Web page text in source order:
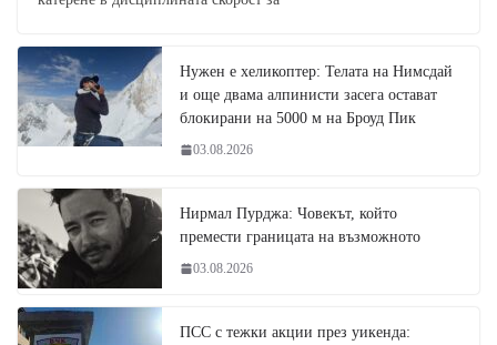
Нужен е хеликоптер: Телата на Нимсдай
и още двама алпинисти засега остават
блокирани на 5000 м на Броуд Пик
03.08.2026
Нирмал Пурджа: Човекът, който
премести границата на възможното
03.08.2026
ПСС с тежки акции през уикенда: